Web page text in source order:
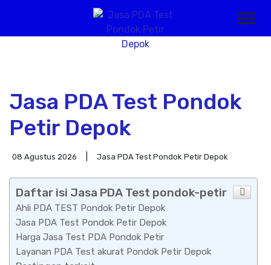
Jasa PDA Test Pondok
Petir Depok
08 Agustus 2026 Jasa PDA Test Pondok Petir Depok
Daftar isi Jasa PDA Test pondok-petir
Ahli PDA TEST Pondok Petir Depok
Jasa PDA Test Pondok Petir Depok
Harga Jasa Test PDA Pondok Petir
Layanan PDA Test akurat Pondok Petir Depok